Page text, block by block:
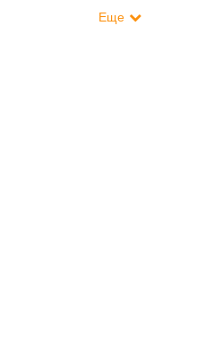
Еще